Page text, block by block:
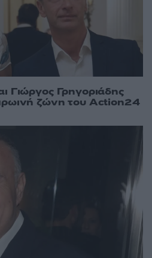
Γιώργος Γρηγοριάδης
ζώνη του Action24